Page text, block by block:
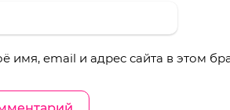
имя, email и адрес сайта в этом